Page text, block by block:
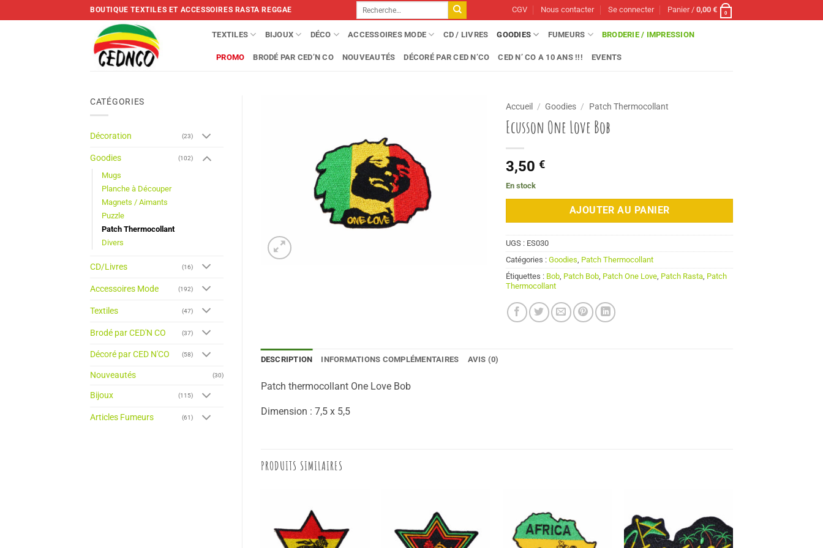
to
BOUTIQUE TEXTILES ET ACCESSOIRES RASTA REGGAE
Recherche
pour :
CGV Nous contacter Se connecter Panier /0,00€ 0
TEXTILES BIJOUX DÉCO ACCESSOIRES MODE CD / LIVRES GOODIES FUMEURS BRODERIE / IMPRESSION
PROMO BRODÉ PAR CED’N CO NOUVEAUTÉS DÉCORÉ PAR CED N’CO CED N’ CO A 10 ANS !!! EVENTS
CATÉGORIES
Décoration (23)
Goodies (102)
Mugs
Planche à Découper
Magnets / Aimants
Puzzle
Patch Thermocollant
Divers
CD/Livres (16)
Accessoires Mode (192)
Textiles (47)
Brodé par CED'N CO (37)
Décoré par CED N'CO (58)
Nouveautés (30)
Bijoux (115)
Articles Fumeurs (61)
Accueil / Goodies / Patch Thermocollant
Ecusson One Love Bob
3,50€
En stock
AJOUTER AU PANIER
UGS : ES030
Catégories :Goodies, Patch Thermocollant
Étiquettes : Bob, Patch Bob, Patch One Love, Patch Rasta, Patch
Thermocollant
DESCRIPTION INFORMATIONS COMPLÉMENTAIRES AVIS (0)
Patch thermocollant One Love Bob
Dimension : 7,5 x 5,5
PRODUITS SIMILAIRES